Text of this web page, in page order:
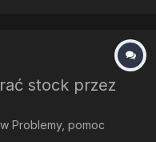
stock przez
Problemy, pomoc